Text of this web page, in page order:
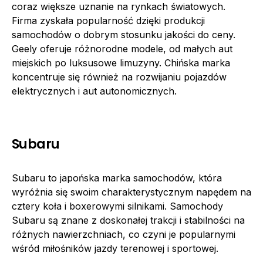
coraz większe uznanie na rynkach światowych.
Firma zyskała popularność dzięki produkcji
samochodów o dobrym stosunku jakości do ceny.
Geely oferuje różnorodne modele, od małych aut
miejskich po luksusowe limuzyny. Chińska marka
koncentruje się również na rozwijaniu pojazdów
elektrycznych i aut autonomicznych.
Subaru
Subaru to japońska marka samochodów, która
wyróżnia się swoim charakterystycznym napędem na
cztery koła i boxerowymi silnikami. Samochody
Subaru są znane z doskonałej trakcji i stabilności na
różnych nawierzchniach, co czyni je popularnymi
wśród miłośników jazdy terenowej i sportowej.